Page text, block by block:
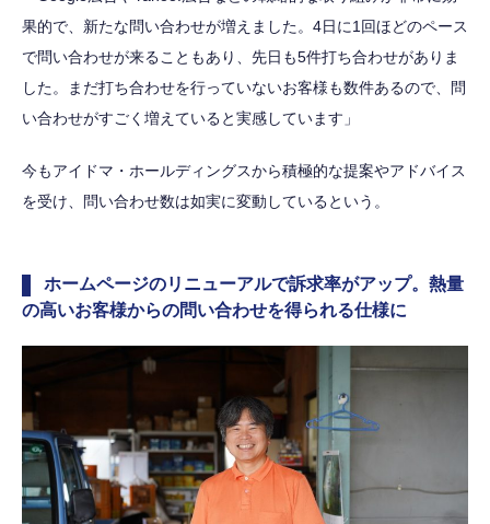
果的で、新たな問い合わせが増えました。4日に1回ほどのペース
で問い合わせが来ることもあり、先日も5件打ち合わせがありま
した。まだ打ち合わせを行っていないお客様も数件あるので、問
い合わせがすごく増えていると実感しています」
今もアイドマ・ホールディングスから積極的な提案やアドバイス
を受け、問い合わせ数は如実に変動しているという。
ホームページのリニューアルで訴求率がアップ。熱量
の高いお客様からの問い合わせを得られる仕様に